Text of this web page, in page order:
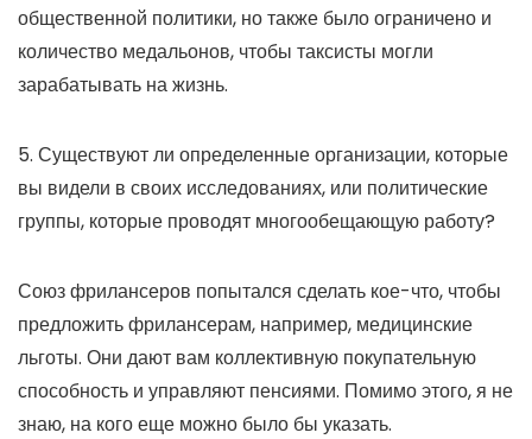
общественной политики, но также было ограничено и
количество медальонов, чтобы таксисты могли
зарабатывать на жизнь.
5. Существуют ли определенные организации, которые
вы видели в своих исследованиях, или политические
группы, которые проводят многообещающую работу?
Союз фрилансеров попытался сделать кое-что, чтобы
предложить фрилансерам, например, медицинские
льготы. Они дают вам коллективную покупательную
способность и управляют пенсиями. Помимо этого, я не
знаю, на кого еще можно было бы указать.